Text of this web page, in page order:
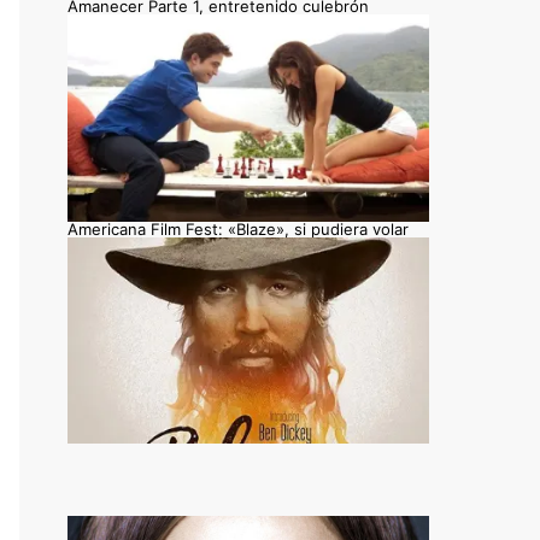
Amanecer Parte 1, entretenido culebrón
Americana Film Fest: «Blaze», si pudiera volar